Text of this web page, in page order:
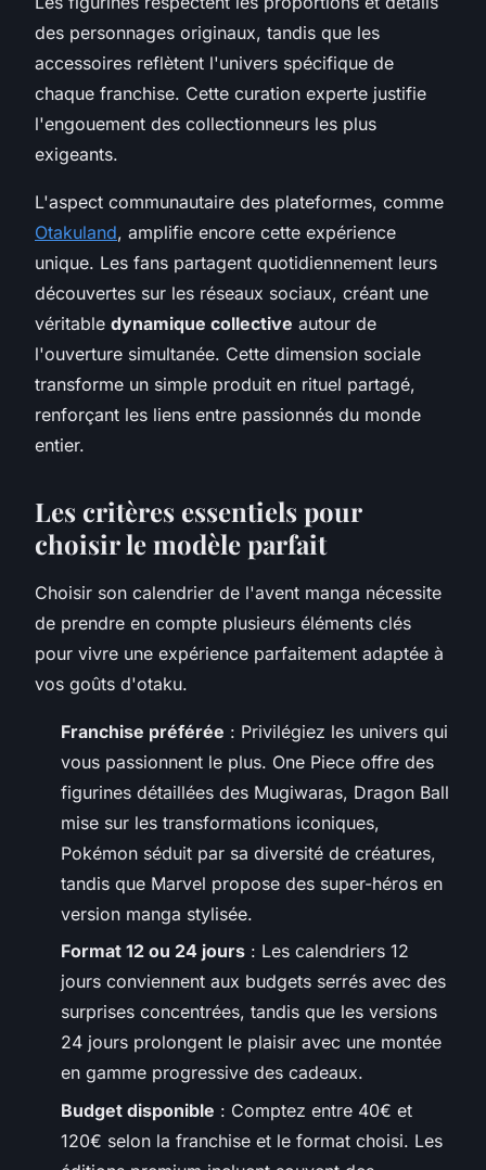
des personnages originaux, tandis que les
accessoires reflètent l'univers spécifique de
chaque franchise. Cette curation experte justifie
l'engouement des collectionneurs les plus
exigeants.
L'aspect communautaire des plateformes, comme
Otakuland, amplifie encore cette expérience
unique. Les fans partagent quotidiennement leurs
découvertes sur les réseaux sociaux, créant une
véritable dynamique collective autour de
l'ouverture simultanée. Cette dimension sociale
transforme un simple produit en rituel partagé,
renforçant les liens entre passionnés du monde
entier.
Les critères essentiels pour
choisir le modèle parfait
Choisir son calendrier de l'avent manga nécessite
de prendre en compte plusieurs éléments clés
pour vivre une expérience parfaitement adaptée à
vos goûts d'otaku.
Franchise préférée : Privilégiez les univers qui
vous passionnent le plus. One Piece offre des
figurines détaillées des Mugiwaras, Dragon Ball
mise sur les transformations iconiques,
Pokémon séduit par sa diversité de créatures,
tandis que Marvel propose des super-héros en
version manga stylisée.
Format 12 ou 24 jours : Les calendriers 12
jours conviennent aux budgets serrés avec des
surprises concentrées, tandis que les versions
24 jours prolongent le plaisir avec une montée
en gamme progressive des cadeaux.
Budget disponible : Comptez entre 40€ et
120€ selon la franchise et le format choisi. Les